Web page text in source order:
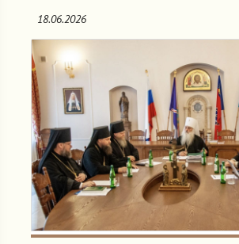
18.06.2026